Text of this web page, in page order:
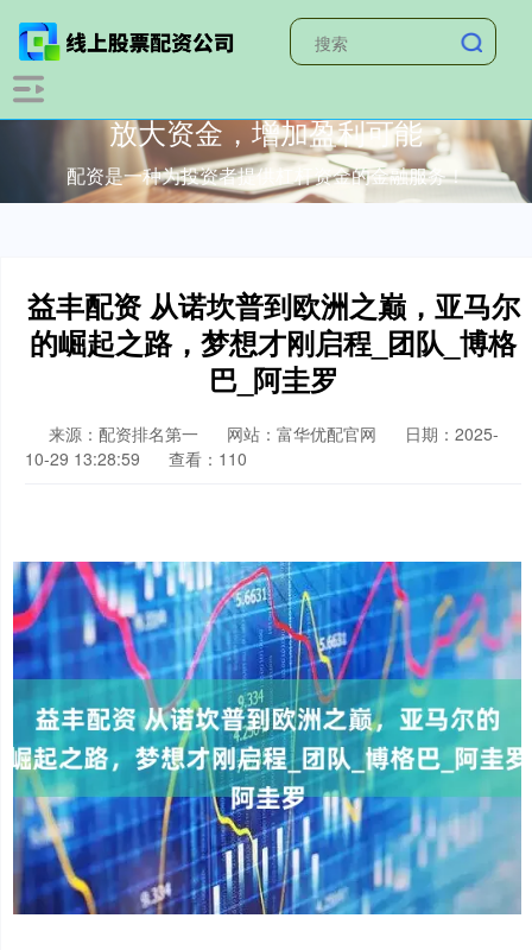
放大资金，增加盈利可能
配资是一种为投资者提供杠杆资金的金融服务！
益丰配资 从诺坎普到欧洲之巅，亚马尔
的崛起之路，梦想才刚启程_团队_博格
巴_阿圭罗
来源：配资排名第一 网站：富华优配官网
日期：2025-
10-29 13:28:59
查看：110